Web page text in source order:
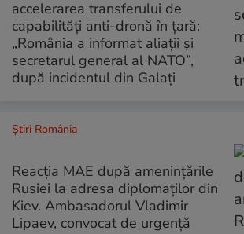
accelerarea transferului de
capabilități anti-dronă în țară:
„România a informat aliații și
secretarul general al NATO”,
după incidentul din Galați
Știri România
Reacția MAE după amenințările
Rusiei la adresa diplomaților din
Kiev. Ambasadorul Vladimir
Lipaev, convocat de urgență